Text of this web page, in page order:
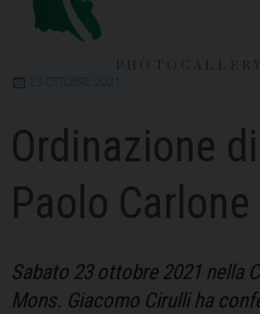
25 OTTOBRE 2021
Ordinazione
Paolo Carlone
Sabato 23 ottobre 2021 nella
Mons. Giacomo Cirulli ha